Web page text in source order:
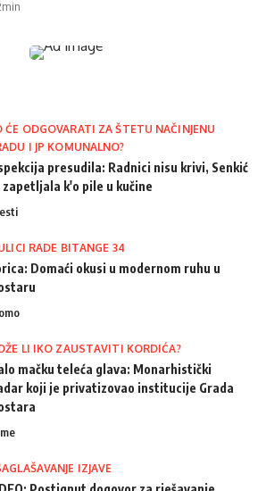
ĆE ODGOVARATI ZA ŠTETU NAČINJENU
I JP KOMUNALNO?
presudila: Radnici nisu krivi, Senkić
zapetljala k'o pile u kučine
RADE BITANGE 34
Domaći okusi u modernom ruhu u
LI IKO ZAUSTAVITI KORDIĆA?
mačku teleća glava: Monarhistički
koji je privatizovao institucije Grada
IZJAVE